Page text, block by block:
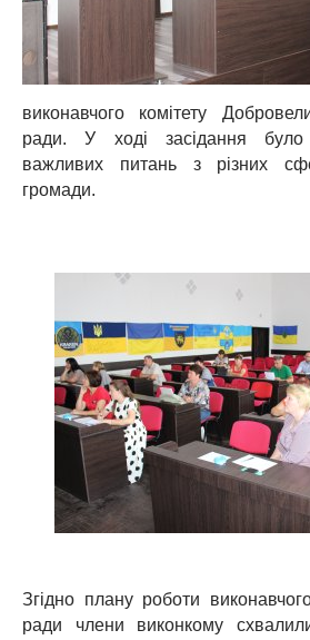
виконавчого комітету
ради. У ході засідання було
важливих питань з різних
громади.
Згідно плану роботи
ради члени виконкому